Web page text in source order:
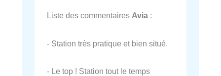
Liste des commentaires Avia :
- Station très pratique et bien situé.
- Le top ! Station tout le temps